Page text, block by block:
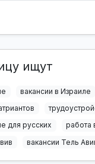
ищут
вакансии в Израиле
для русских
работа
вакансии Тель